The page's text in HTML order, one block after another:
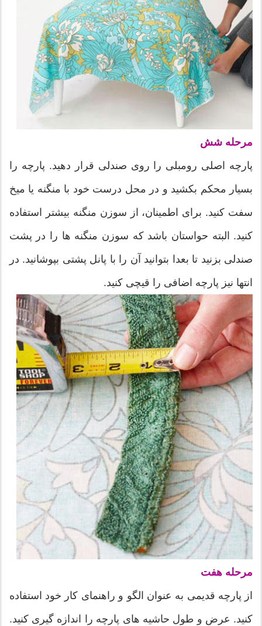
مرحله شش
پارچه اصلی رومبلی را روی صندلی قرار دهید. پارچه را
بسیار محکم بکشید و در محل درست خود با منگنه یا میخ
سفت کنید. برای اطمینان، از سوزن منگنه بیشتر استفاده
کنید. البته حواستان باشد که سوزن منگنه ها را در پشت
صندلی بزنید تا بعدا بتوانید آن را با پانل پشتی بپوشانید. در
انتها نیز پارچه اضافی را قیچی کنید.
مرحله هفت
از پارچه قدیمی به عنوان الگو و راهنمای کار خود استفاده
کنید. عرض و طول حاشیه های پارچه را اندازه گیری کنید.